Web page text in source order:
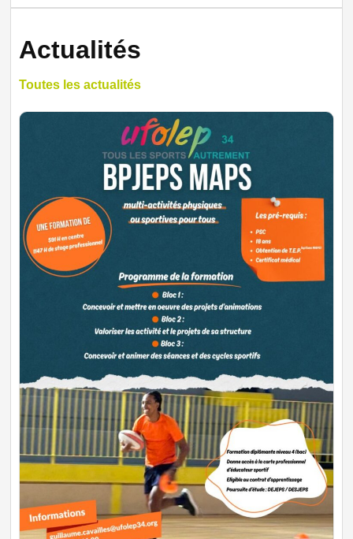
Actualités
Toutes les actualités